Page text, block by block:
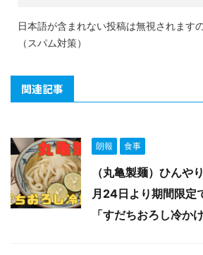
日本語が含まれない投稿は無視されます
（スパム対策）
関連記事
朗報 食事
（丸亀製麺）ひん
月24日より期間限定
「すだちおろし冷か